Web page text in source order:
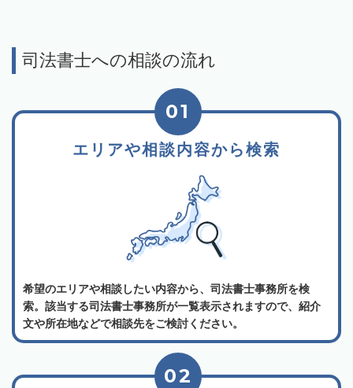
司法書士への相談の流れ
エリアや相談内容から検索
01
希望のエリアや相談したい内容から、司法書士事務所を検
索。該当する司法書士事務所が一覧表示されますので、紹介
文や所在地などで相談先をご検討ください。
02